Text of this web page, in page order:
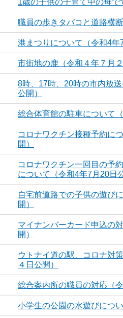
1歳の子供の子育て中の母で
職員の歩きタバコと道路横
港まつりについて（令和4年
市街地の鹿（令和４年７月２
8時、17時、20時の市内放
公開）
総合体育館の駐車について
コロナワクチン接種予約に
開）
コロナワクチン一回目の予
について（令和4年7月20日
自宅前道路での子供の遊び
開）
マイナンバーカード申込の
開）
ウトナイ道の駅、コロナ対
４日公開）
総合案内所の職員の対応（
小学生の公園の水遊びにつ